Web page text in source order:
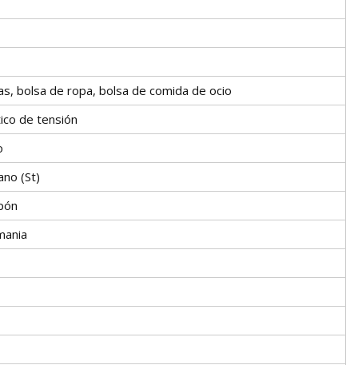
bolsa de ropa, bolsa de comida de ocio
de tensión
(St)